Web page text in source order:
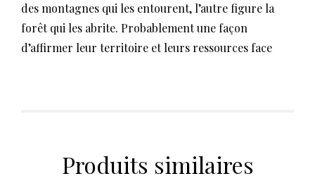
des montagnes qui les entourent, l’autre figure la
forêt qui les abrite. Probablement une façon
d’affirmer leur territoire et leurs ressources face
Produits similaires